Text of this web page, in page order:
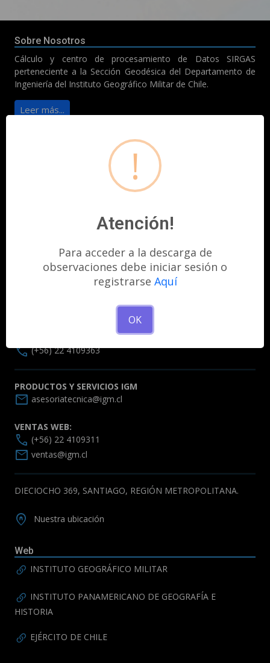
Sobre Nosotros
Cálculo y centro de procesamiento de Datos SIRGAS
perteneciente a la Sección Geodésica del Departamento de
Ingeniería del Instituto Geográfico Militar de Chile.
Leer más...
call(+56) 22 4109363
PRODUCTOS Y SERVICIOS IGM
mail asesoriatecnica@igm.cl
VENTAS WEB:
call (+56) 22 4109311
mail ventas@igm.cl
DIECIOCHO 369, SANTIAGO, REGIÓN METROPOLITANA.
home_pin Nuestra ubicación
Web
INSTITUTO GEOGRÁFICO MILITAR
INSTITUTO PANAMERICANO DE GEOGRAFÍA E
HISTORIA
EJÉRCITO DE CHILE
!
Atención!
Para acceder a la descarga de
observaciones debe iniciar sesión o
registrarse Aquí
OK